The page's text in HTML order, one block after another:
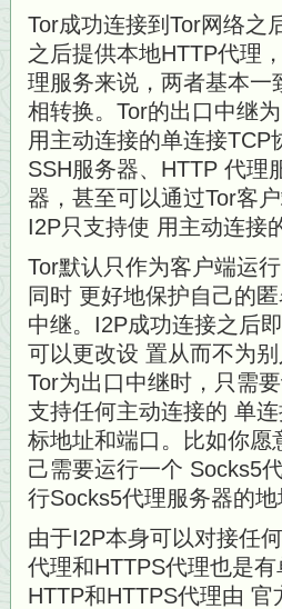
Tor成功连接到Tor网络之
之后提供本地HTTP代理
理服务来说，两者基本一
相转换。Tor的出口中继
用主动连接的单连接
SSH服务器、HTTP 代理
器，甚至可以通过Tor客
I2P只支持使 用主动连接
Tor默认只作为客户端运
同时 更好地保护自己的
中继。I2P成功连接之后
可以更改设 置从而不为
Tor为出口中继时，只需
支持任何主动连接的 单
标地址和端口。比如你愿
己需要运行一个 Socks5
行Socks5代理服务器的地
由于I2P本身可以对接任
代理和HTTPS代理也是
HTTP和HTTPS代理由